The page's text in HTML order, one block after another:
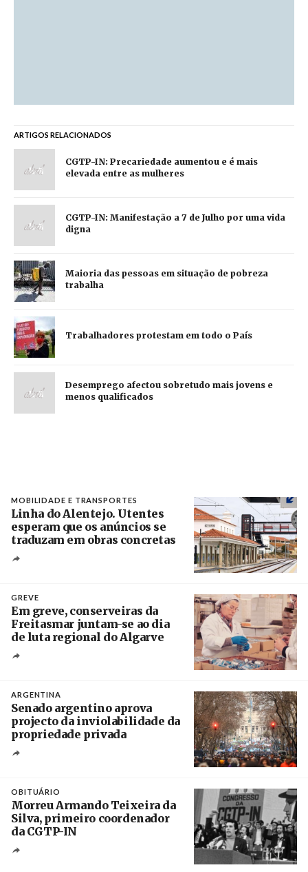
ARTIGOS RELACIONADOS
CGTP-IN: Precariedade aumentou e é mais
elevada entre as mulheres
CGTP-IN: Manifestação a 7 de Julho por uma vida
digna
Maioria das pessoas em situação de pobreza
trabalha
Trabalhadores protestam em todo o País
Desemprego afectou sobretudo mais jovens e
menos qualificados
MOBILIDADE E TRANSPORTES
Linha do Alentejo. Utentes
esperam que os anúncios se
traduzam em obras concretas
GREVE
Em greve, conserveiras da
Freitasmar juntam-se ao dia
de luta regional do Algarve
ARGENTINA
Senado argentino aprova
projecto da inviolabilidade da
propriedade privada
OBITUÁRIO
Morreu Armando Teixeira da
Silva, primeiro coordenador
da CGTP-IN